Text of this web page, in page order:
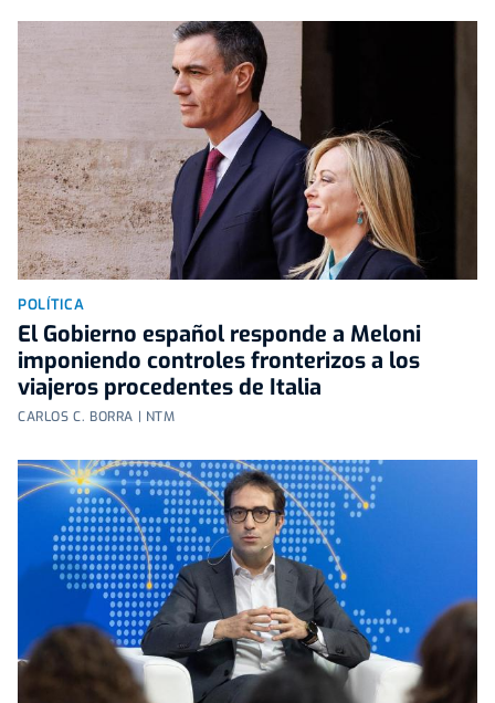
POLÍTICA
El Gobierno español responde a Meloni
imponiendo controles fronterizos a los
viajeros procedentes de Italia
CARLOS C. BORRA | NTM